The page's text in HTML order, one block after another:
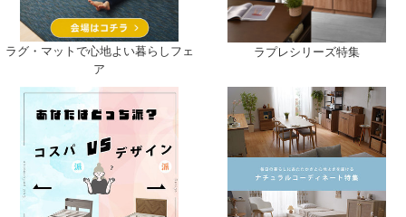
ラグ・マットで心地よい暮らしフェ
ア
ラプレシリーズ特集